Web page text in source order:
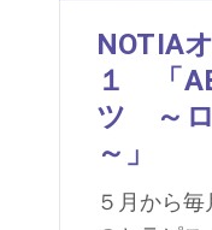
NOTIA
１ 「
ツ ～ロ
～」
５月から